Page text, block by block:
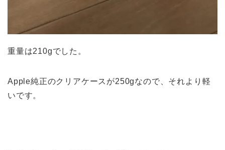
重量は210gでした。
Apple純正のクリアケースが250gなので、それより軽
いです。